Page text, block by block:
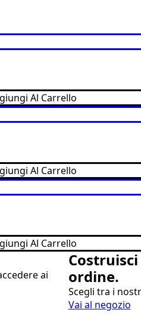
Al Carrello
Al Carrello
Al Carrello
ai
ordine.
Scegli tra i
Vai al negozio